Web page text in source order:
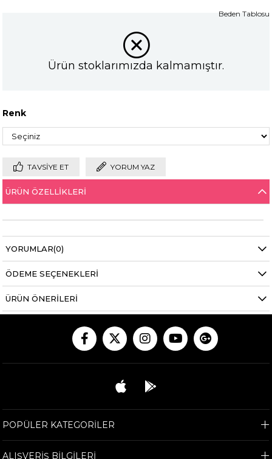
Ürün stoklarımızda kalmamıştır.
Renk
Beden Tablosu
TAVSIYE ET YORUM YAZ
ÜRÜN ÖZELLIKLERI
YORUMLAR(0)
ÖDEME SEÇENEKLERI
ÜRÜN ÖNERILERI
POPÜLER KATEGORİLER
ALIŞVERİŞ BİLGİLERİ